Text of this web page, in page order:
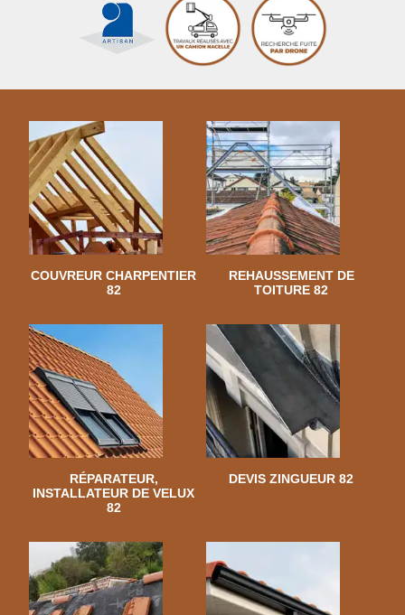
COUVREUR CHARPENTIER
82
REHAUSSEMENT DE
TOITURE 82
RÉPARATEUR,
INSTALLATEUR DE VELUX
82
DEVIS ZINGUEUR 82